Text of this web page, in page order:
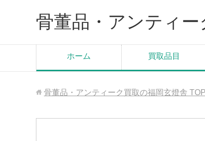
骨董品・アンティ
ホーム 買取品目
骨董品・アンティーク買取の福岡玄燈舎 TOP